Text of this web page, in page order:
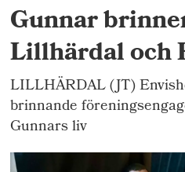
Gunnar
Lillhärdal och
LILLHÄRDAL (JT)
brinnande
Gunnars liv